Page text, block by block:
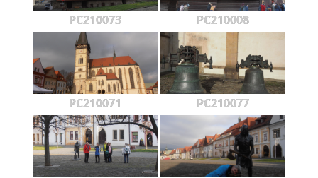
PC210073 PC210008
PC210071 PC210077